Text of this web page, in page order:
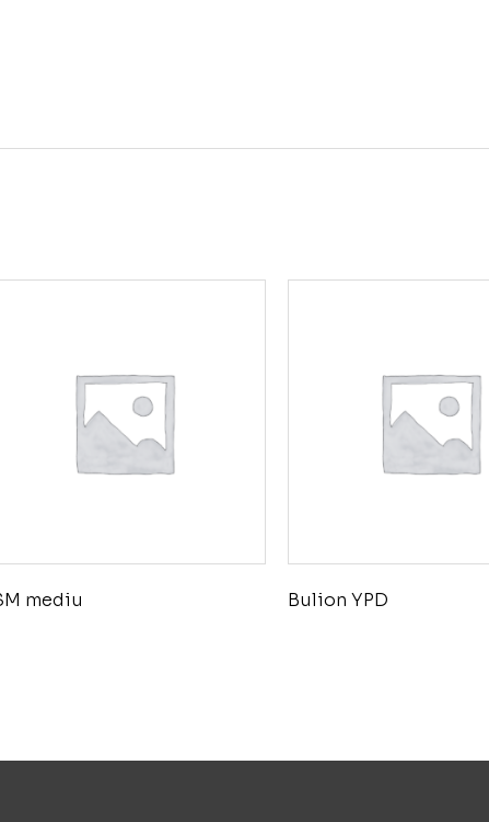
mediu Bulion YPD